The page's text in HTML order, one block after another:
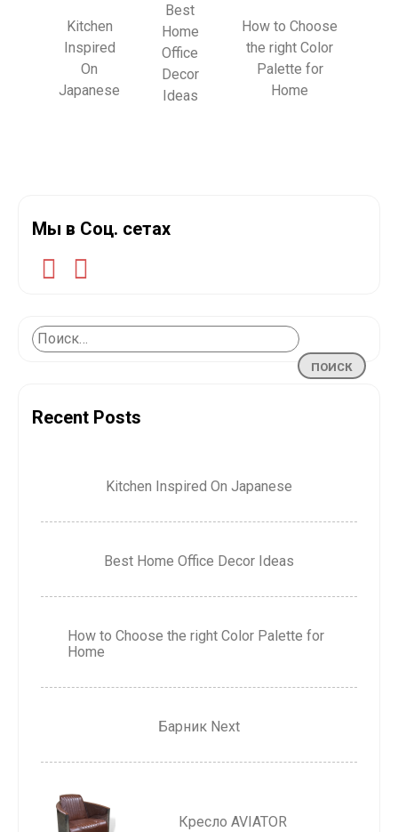
Kitchen
Inspired
On
Japanese
Best
Home
Office
Decor
Ideas
How to Choose
the right Color
Palette for
Home
Мы в Соц. сетах
Recent Posts
Kitchen Inspired On Japanese
Best Home Office Decor Ideas
How to Choose the right Color Palette for
Home
Барник Next
Кресло AVIATOR